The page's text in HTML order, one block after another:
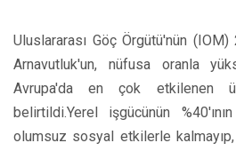
Uluslararası Göç Örgütü'nün
Arnavutluk'un, nüfusa oranla
Avrupa'da en çok etkilenen
belirtildi.Yerel işgücünün
olumsuz sosyal etkilerle